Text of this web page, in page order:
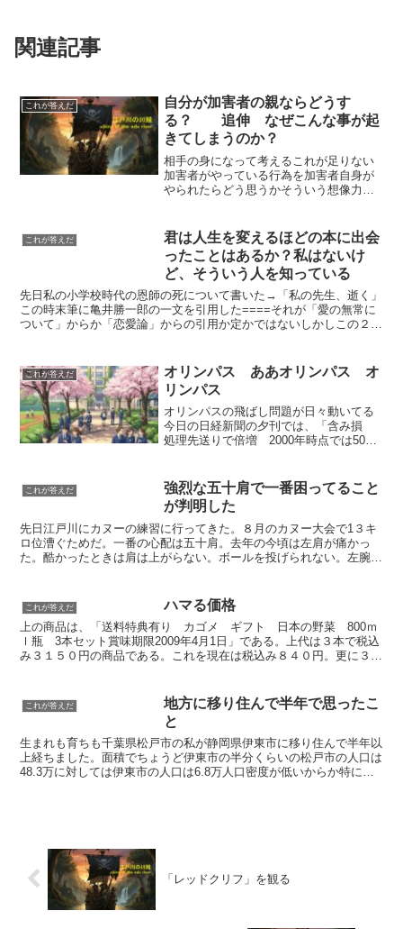
関連記事
これが答えだ
自分が加害者の親ならどうす
る？ 追伸 なぜこんな事が起
きてしまうのか？
相手の身になって考えるこれが足りない
加害者がやっている行為を加害者自身が
やられたらどう思うかそういう想像力が
他人のベンツに石で傷をつけるこういう
事やるやつは絶対にベンツ...
これが答えだ
君は人生を変えるほどの本に出会
ったことはあるか？私はないけ
ど、そういう人を知っている
先日私の小学校時代の恩師の死について書いた→「私の先生、逝く」
この時末筆に亀井勝一郎の一文を引用した====それが「愛の無常に
ついて」からか「恋愛論」からの引用か定かではないしかしこの２冊
これが答えだ
オリンパス ああオリンパス オ
リンパス
オリンパスの飛ばし問題が日々動いてる
今日の日経新聞の夕刊では、「含み損
処理先送りで倍増 2000年時点では500
の報道で知ったとし、「非常に残念。従
業員がかわ...
これが答えだ
強烈な五十肩で一番困ってること
が判明した
先日江戸川にカヌーの練習に行ってきた。８月のカヌー大会で1３キ
ロ位漕ぐためだ。一番の心配は五十肩。去年の今頃は左肩が痛かっ
た。酷かったときは肩は上がらない。ボールを投げられない。左腕が
これが答えだ ハマる価格
上の商品は、「送料特典有り カゴメ ギフト 日本の野菜 800ｍ
ｌ瓶 3本セット賞味期限2009年4月1日」である。上代は３本で税込
み３１５０円の商品である。これを現在は税込み８４０円。更に３ケ
これが答えだ
地方に移り住んで半年で思ったこ
と
生まれも育ちも千葉県松戸市の私が静岡県伊東市に移り住んで半年以
上経ちました。面積でちょうど伊東市の半分くらいの松戸市の人口は
48.3万に対しては伊東市の人口は6.8万人口密度が低いからか特に若
「レッドクリフ」を観る